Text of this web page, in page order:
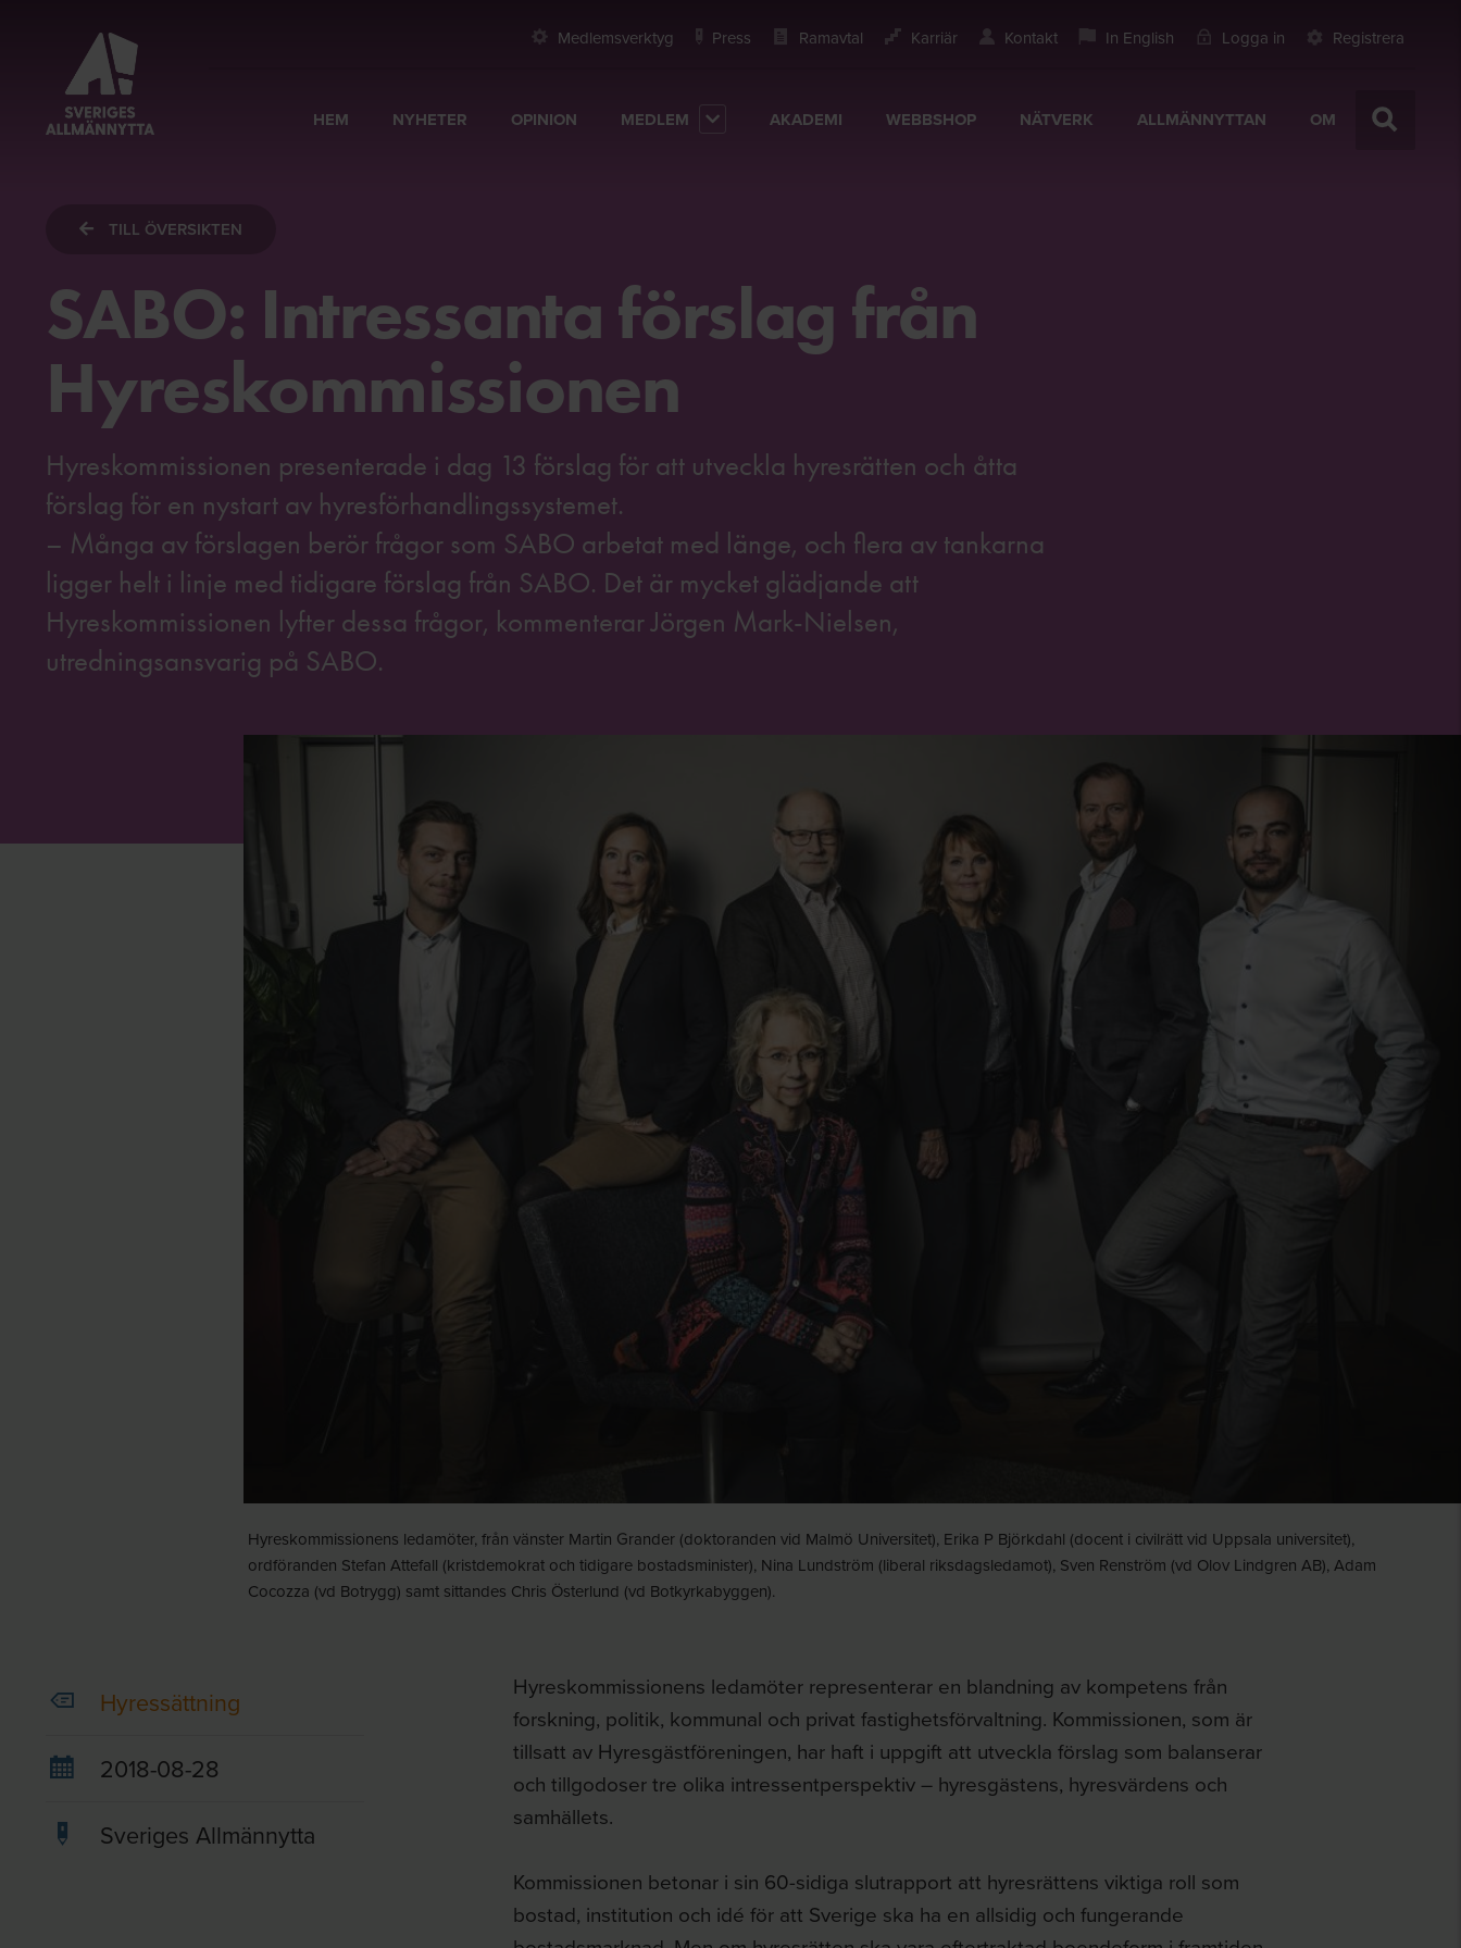
Medlemsverktyg Press Ramavtal Karriär Kontakt In English Logga in Registrera
HEM NYHETER OPINION MEDLEM AKADEMI WEBBSHOP NÄTVERK ALLMÄNNYTTAN OM
TILL ÖVERSIKTEN
SABO: Intressanta förslag från
Hyreskommissionen
Hyreskommissionen presenterade i dag 13 förslag för att utveckla hyresrätten och åtta
förslag för en nystart av hyresförhandlingssystemet.
– Många av förslagen berör frågor som SABO arbetat med länge, och flera av tankarna
ligger helt i linje med tidigare förslag från SABO. Det är mycket glädjande att
Hyreskommissionen lyfter dessa frågor, kommenterar Jörgen Mark-Nielsen,
utredningsansvarig på SABO.
Hyreskommissionens ledamöter, från vänster Martin Grander (doktoranden vid Malmö Universitet), Erika P Björkdahl (docent i civilrätt vid Uppsala universitet),
ordföranden Stefan Attefall (kristdemokrat och tidigare bostadsminister), Nina Lundström (liberal riksdagsledamot), Sven Renström (vd Olov Lindgren AB), Adam
Cocozza (vd Botrygg) samt sittandes Chris Österlund (vd Botkyrkabyggen).
Hyressättning
2018-08-28
Sveriges Allmännytta
Hyreskommissionens ledamöter representerar en bland­ning av kompetens från
forskning, politik, kommunal och privat fastighetsförvaltning. Kommissionen, som är
tillsatt av Hyresgästföreningen, har haft i uppgift att utveckla förslag som balanserar
och tillgodoser tre olika intressentperspektiv – hyresgästens, hyresvärdens och
samhällets.
Kommissionen betonar i sin 60-sidiga slutrapport att hyresrättens viktiga roll som
bostad, institution och idé för att Sverige ska ha en allsidig och fungerande